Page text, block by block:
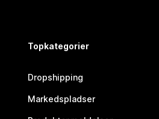
Topkategorier
Dropshipping
Markedspladser